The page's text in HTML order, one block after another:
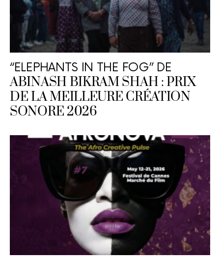
“ELEPHANTS IN THE FOG” DE
ABINASH BIKRAM SHAH : PRIX
DE LA MEILLEURE CRÉATION
SONORE 2026